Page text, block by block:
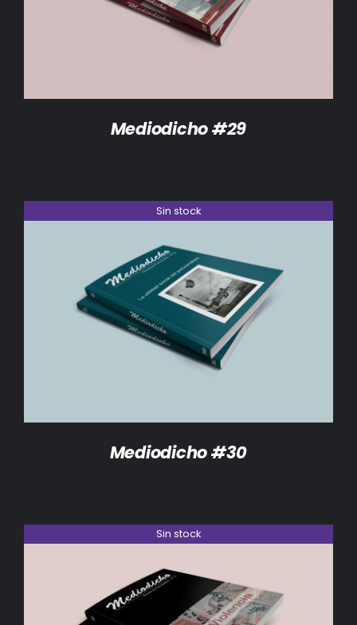
Mediodicho #29
Sin stock
DETALLES
Mediodicho #30
Sin stock